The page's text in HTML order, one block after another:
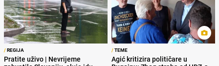
/REGIJA
Pratite uživo | Nevrijeme
/TEME
Agić kritizira političare u